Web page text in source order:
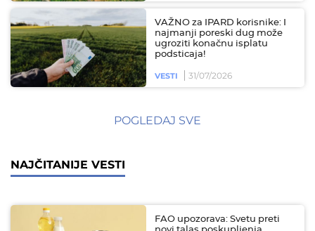
VAŽNO za IPARD korisnike: I
najmanji poreski dug može
ugroziti konačnu isplatu
podsticaja!
VESTI 31/07/2026
POGLEDAJ SVE
NAJČITANIJE VESTI
FAO upozorava: Svetu preti